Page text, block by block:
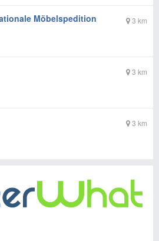
3 km
Möbelspedition
3 km
3 km